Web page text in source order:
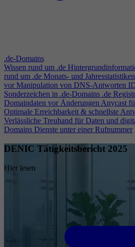
.de-Domains
Wissen rund um .de
rund um .de Monats- und
vor Manipulation von DNS-Antworten
Sonderzeichen in .de-Domains .de
Domaindaten vor ÄnderungenAnycast
Optimale Erreichbarkeit & schnellste
Verlässliche Treuhand für Daten und
Domains Dienste unter einer Rufnummer
DENIC Tätigkeitsbericht 2025
Hier lesen